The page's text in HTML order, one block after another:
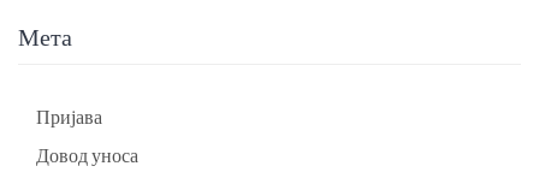
Мета
Пријава
Довод уноса